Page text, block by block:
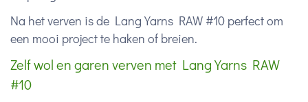
Na het verven is de Lang Yarns RAW #10 perfect om
een mooi project te haken of breien.
Zelf wol en garen verven met Lang Yarns RAW
#10